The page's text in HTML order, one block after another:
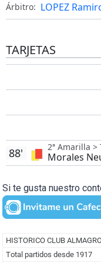
Árbitro: LOPEZ
TARJETAS
2ª Amarilla >
Morales
88'
Si te gusta nuestro